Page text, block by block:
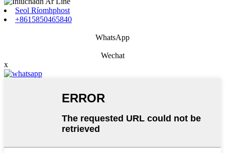
Seol Ríomhphost
+8615850465840
WhatsApp
Wechat
x